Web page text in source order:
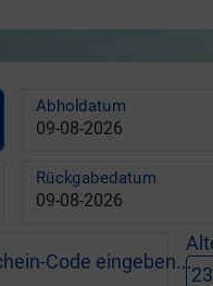
Abholdatum
Rückgabedatum
Code eingeben...